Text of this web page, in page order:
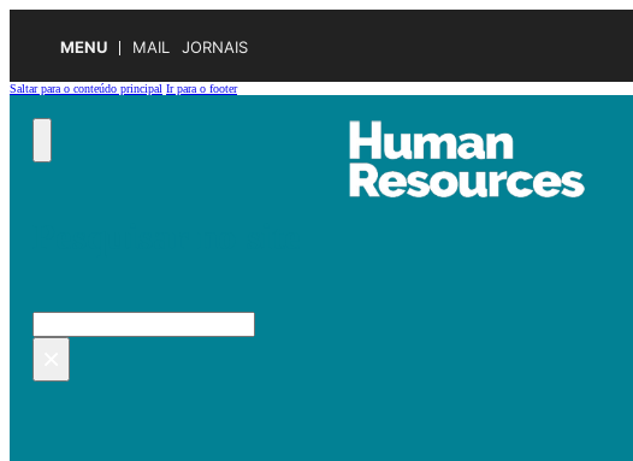
MENU MAIL JORNAIS
Saltar para o conteúdo principal Ir para o footer
Pesquisar